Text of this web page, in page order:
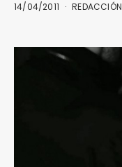
14/04/2011 REDACCIÓN